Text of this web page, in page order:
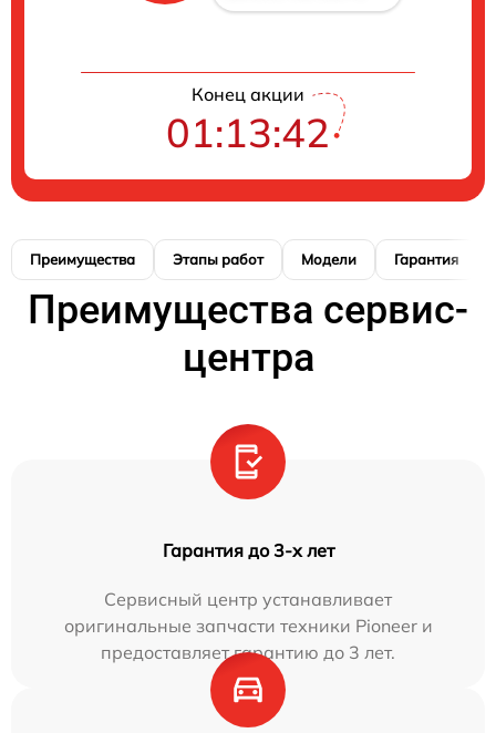
Конец акции
01:13:41
Преимущества Этапы работ Модели Гарантия
Преимущества сервис-
центра
Гарантия до 3-х лет
Сервисный центр устанавливает
оригинальные запчасти техники Pioneer и
предоставляет гарантию до 3 лет.